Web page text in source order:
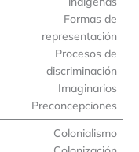
Formas de
representación
Procesos de
discriminación
Imaginarios
Preconcepciones
Colonialismo